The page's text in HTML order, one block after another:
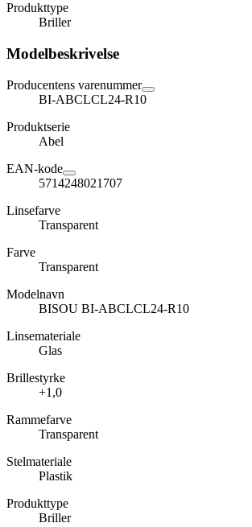
Produkttype
Briller
Modelbeskrivelse
Producentens varenummer
BI-ABCLCL24-R10
Produktserie
Abel
EAN-kode
5714248021707
Linsefarve
Transparent
Farve
Transparent
Modelnavn
BISOU BI-ABCLCL24-R10
Linsemateriale
Glas
Brillestyrke
+1,0
Rammefarve
Transparent
Stelmateriale
Plastik
Produkttype
Briller